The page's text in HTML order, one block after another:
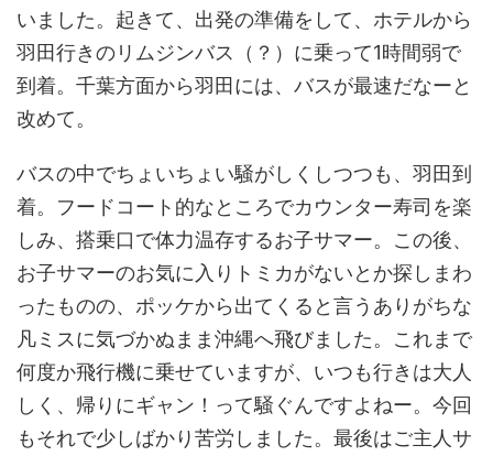
いました。起きて、出発の準備をして、ホテルから
羽田行きのリムジンバス（？）に乗って1時間弱で
到着。千葉方面から羽田には、バスが最速だなーと
改めて。
バスの中でちょいちょい騒がしくしつつも、羽田到
着。フードコート的なところでカウンター寿司を楽
しみ、搭乗口で体力温存するお子サマー。この後、
お子サマーのお気に入りトミカがないとか探しまわ
ったものの、ポッケから出てくると言うありがちな
凡ミスに気づかぬまま沖縄へ飛びました。これまで
何度か飛行機に乗せていますが、いつも行きは大人
しく、帰りにギャン！って騒ぐんですよねー。今回
もそれで少しばかり苦労しました。最後はご主人サ